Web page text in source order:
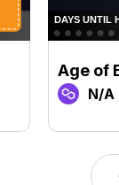
Age of
N/A